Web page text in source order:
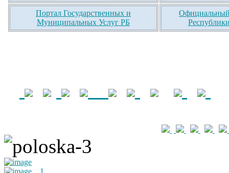
Портал Государственных и
Муниципальных Услуг РБ
Официальный